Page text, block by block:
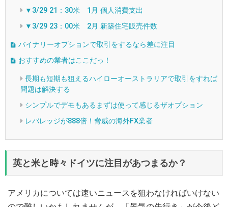
▼3/29 21：30米 1月 個人消費支出
▼3/29 23：00米 2月 新築住宅販売件数
バイナリーオプションで取引をするなら差に注目
おすすめの業者はここだっ！
長期も短期も狙えるハイローオーストラリアで取引をすれば
問題は解決する
シンプルでデモもあるまずは使って感じるザオプション
レバレッジが888倍！脅威の海外FX業者
英と米と時々ドイツに注目があつまるか？
アメリカについては速いニュースを狙わなければいけない